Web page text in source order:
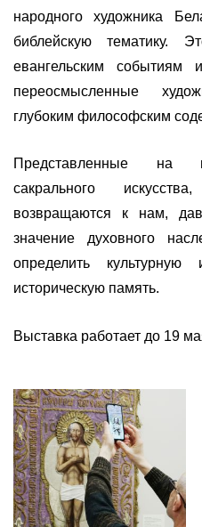
народного художника
библейскую тематику.
евангельским событиям
переосмысленные
глубоким философским
Представленные на
сакрального
возвращаются к нам,
значение духовного
определить культурную
историческую память.
Выставка работает до 19